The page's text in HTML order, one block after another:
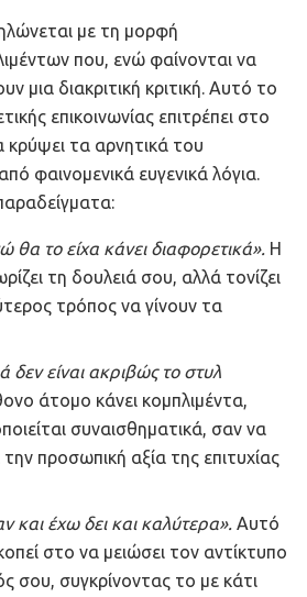
με τη μορφή
που, ενώ φαίνονται να
μια διακριτική κριτική. Αυτό το
επικοινωνίας επιτρέπει στο
τα αρνητικά του
φαινομενικά ευγενικά λόγια.
θα το είχα κάνει διαφορετικά». Η
τη δουλειά σου, αλλά τονίζει
τρόπος να γίνουν τα
δεν είναι ακριβώς το στυλ
άτομο κάνει κομπλιμέντα,
συναισθηματικά, σαν να
την προσωπική αξία της επιτυχίας
και έχω δει και καλύτερα». Αυτό
στο να μειώσει τον αντίκτυπο
σου, συγκρίνοντας το με κάτι